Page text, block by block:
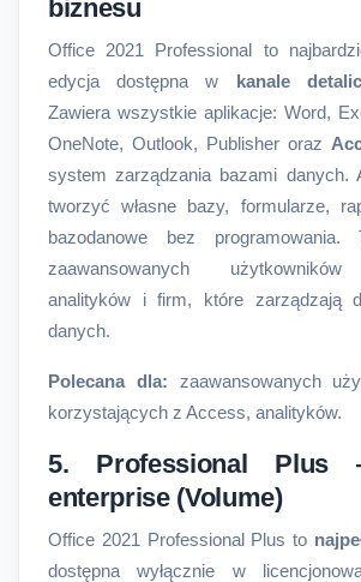
biznesu
Office 2021 Professional to
edycja dostępna w kanale
Zawiera wszystkie aplikacje: Word,
OneNote, Outlook, Publisher oraz
system zarządzania bazami danych.
tworzyć własne bazy, formularze,
bazodanowe bez
zaawansowanych użytkowników
analityków i firm, które zarządzają
danych.
Polecana dla: zaawansowanych
korzystających z Access, analityków.
5. Professional Plus
enterprise (Volume)
Office 2021 Professional Plus to
dostępna wyłącznie w